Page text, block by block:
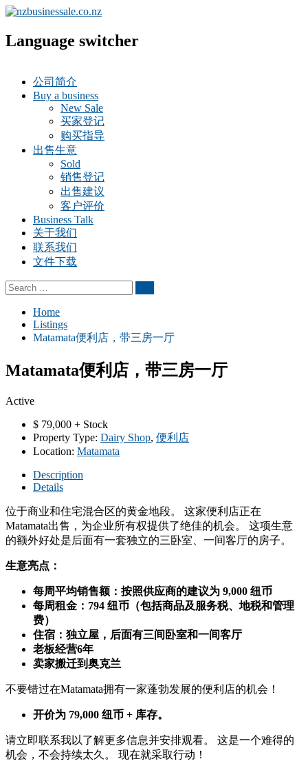
Language switcher
公司简介
Buy a business
New Sale
买家登记
购买指导
出售生意
Sold
销售登记
出售建议
客户评价
Business Talk
关于我们
联系我们
文件下载
Search
for:
Home
Listings
Matamata便利店，带三房一厅
Matamata便利店，带三房一厅
Active
$ 79,000 + Stock
Property Type: Dairy Shop, 便利店
Location: Matamata
Description
Details
位于商业和住宅混合区的黄金地段。 这家便利店正在
Matamata出售，为企业所有权提供了绝佳的机会。 这项生意
的额外好处是后面有一套独立的三卧室、一间客厅的房子。
生意亮点：
每周平均销售额：按照供应商的建议为 9,000 纽币
每周租金：794 纽币（包括商品及服务税、地税和管理
费）
住宿：独立屋，后面有三间卧室和一间客厅
老板经营6年
卖家搬迁到奥克兰
不要错过在Matamata拥有一家蓬勃发展的便利店的机会！
开价为 79,000 纽币 + 库存。
请立即联系我以了解更多信息并安排观看。 这是一个难得的
机会，不会持续太久。 现在就采取行动！